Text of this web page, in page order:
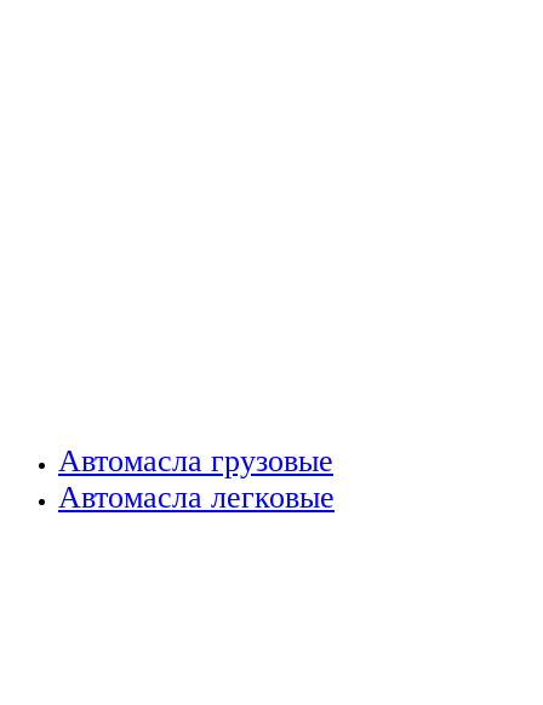
Автомасла грузовые
Автомасла легковые